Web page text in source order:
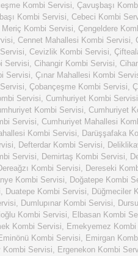
Kombi Servisi, Çavuşbaşı
Kombi Servisi, Cebeci Kombi
Meriç Kombi Servisi, Çengeldere
, Cennet Mahallesi Kombi Servisi,
, Cevizlik Kombi Servisi,
Servisi, Cihangir Kombi Servisi,
Servisi, Çınar Mahallesi Kombi
, Çobançeşme Kombi Servisi,
Servisi, Cumhuriyet Kombi Servisi
Kombi Servisi, Cumhuriyet
Servisi, Cumhuriyet Mahallesi
Kombi Servisi, Darüşşafaka
, Defterdar Kombi Servisi,
Servisi, Demirtaş Kombi Servisi,
Kombi Servisi, Dereseki
Kombi Servisi, Doğatepe Kombi
, Duatepe Kombi Servisi, Düğmeciler
, Dumlupınar Kombi Servisi,
Kombi Servisi, Elbasan Kombi
Kombi Servisi, Emekyemez
Kombi Servisi, Emirgan
Kombi Servisi, Ergenekon Kombi